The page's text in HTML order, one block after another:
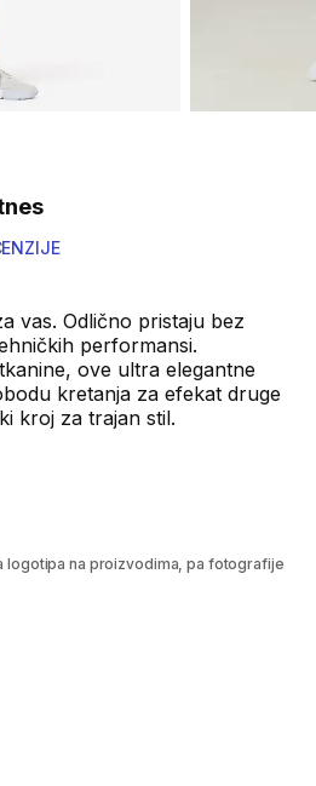
Recenzije
vas. Odlično pristaju bez
performansi.
ove ultra elegantne
kretanja za efekat druge
kroj za trajan stil.
logotipa na proizvodima, pa fotografije